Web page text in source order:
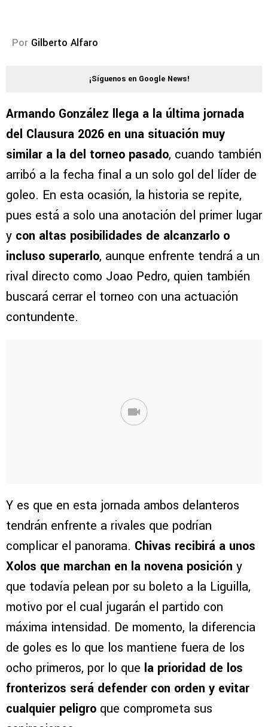
Por Gilberto Alfaro
¡Síguenos en Google News!
Armando González llega a la última jornada
del Clausura 2026 en una situación muy
similar a la del torneo pasado, cuando también
arribó a la fecha final a un solo gol del líder de
goleo. En esta ocasión, la historia se repite,
pues está a solo una anotación del primer lugar
y con altas posibilidades de alcanzarlo o
incluso superarlo, aunque enfrente tendrá a un
rival directo como Joao Pedro, quien también
buscará cerrar el torneo con una actuación
contundente.
Y es que en esta jornada ambos delanteros
tendrán enfrente a rivales que podrían
complicar el panorama. Chivas recibirá a unos
Xolos que marchan en la novena posición y
que todavía pelean por su boleto a la Liguilla,
motivo por el cual jugarán el partido con
máxima intensidad. De momento, la diferencia
de goles es lo que los mantiene fuera de los
ocho primeros, por lo que la prioridad de los
fronterizos será defender con orden y evitar
cualquier peligro que comprometa sus